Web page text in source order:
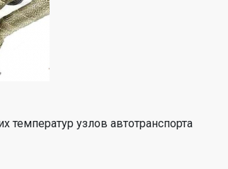
температур узлов автотранспорта